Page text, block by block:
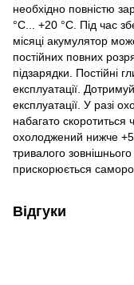
необхідно повністю
°C... +20 °C. Під час
місяці акумулятор
постійних повних
підзарядки. Постійні
експлуатації.
експлуатації. У разі
набагато
охолоджений нижче +5
тривалого
прискорюється
Відгуки